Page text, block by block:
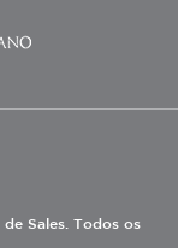
Sales. Todos os